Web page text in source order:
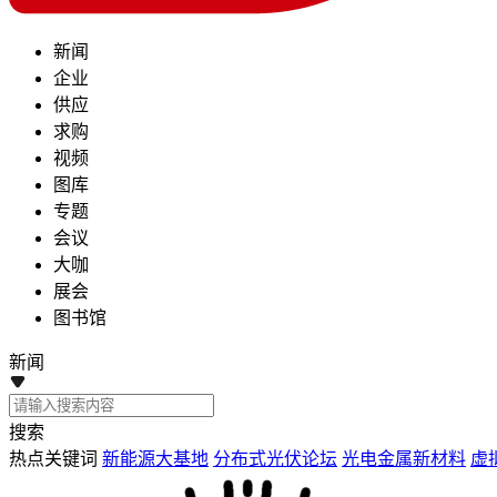
新闻
企业
供应
求购
视频
图库
专题
会议
大咖
展会
图书馆
新闻
搜索
热点关键词 新能源大基地 分布式光伏论坛 光电金属新材料 虚